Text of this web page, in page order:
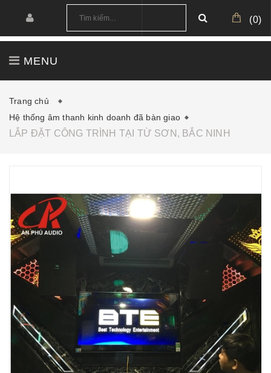
(0)
MENU
CÔNG TRÌNH CẤU HÌNH MẪU
Trang chủ
Hệ thống âm thanh kinh doanh đã bàn giao
LẮP ĐẶT CÔNG TRÌNH TẠI TỪ SƠN, BẮC NINH